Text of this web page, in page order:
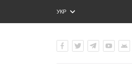
УКР
ENG